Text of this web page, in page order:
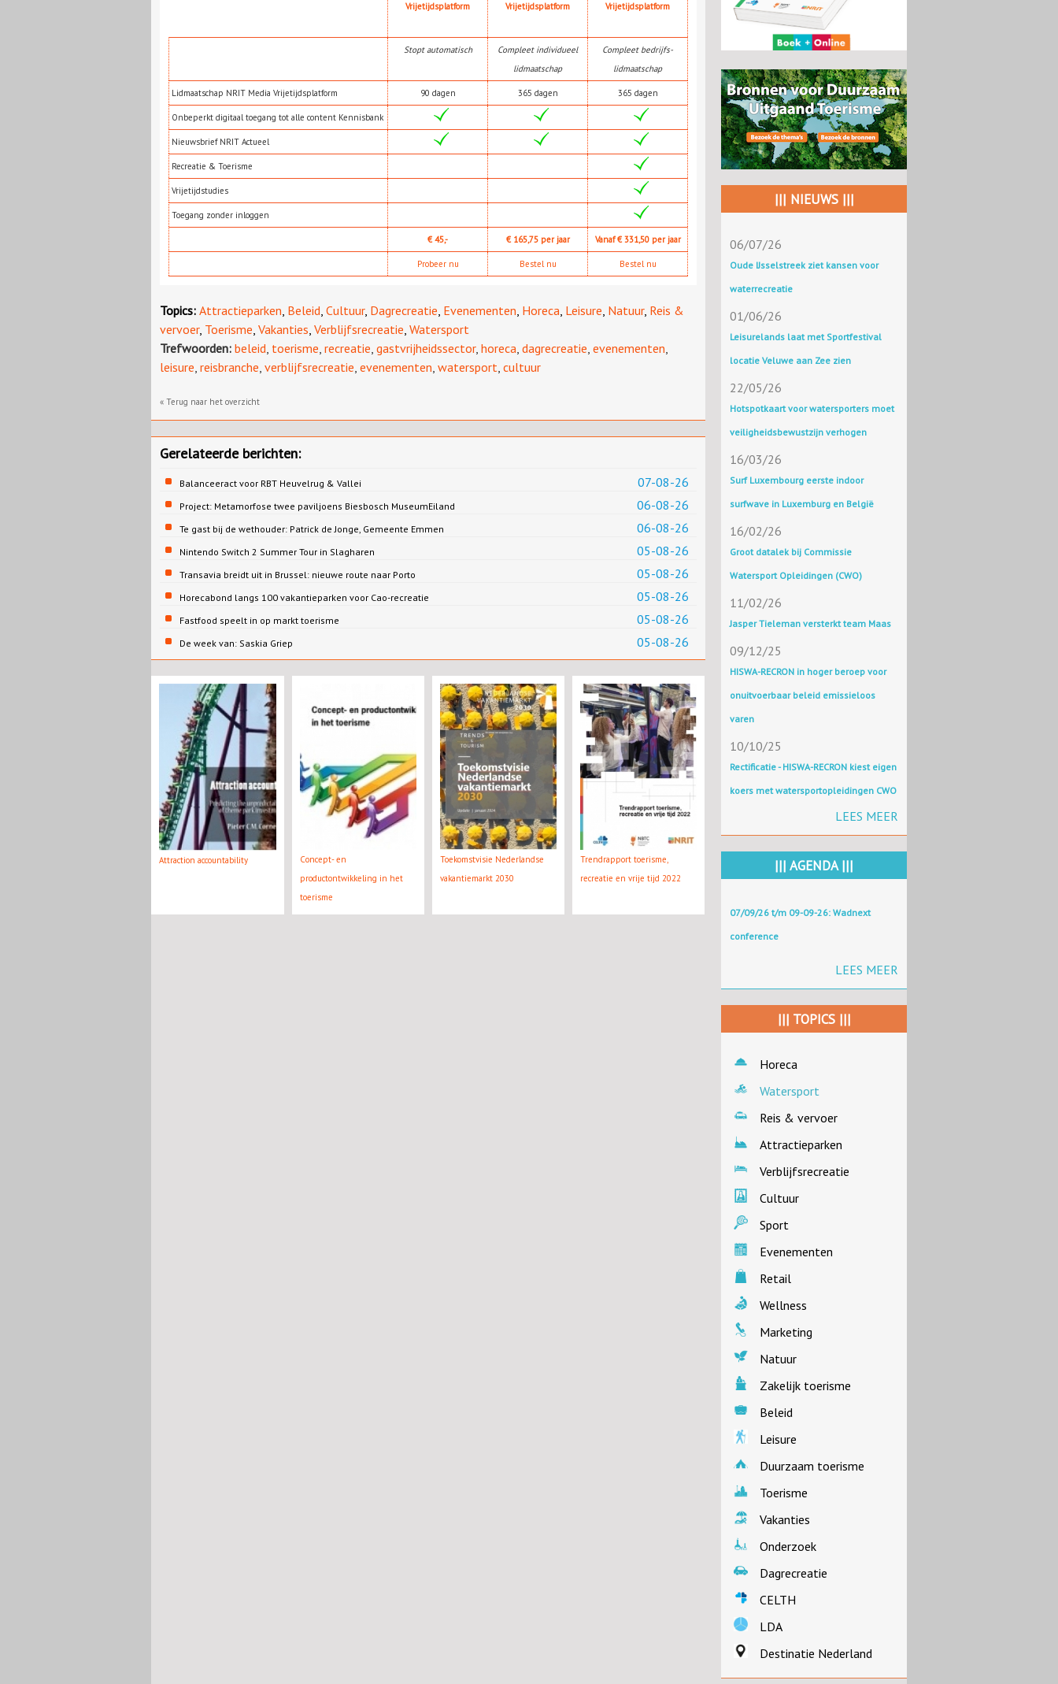
Vrijetijdsplatform
Vrijetijdsplatform
Vrijetijdsplatform
Stopt automatisch
Compleet individueel
lidmaatschap
Compleet bedrijfs-
lidmaatschap
Lidmaatschap NRIT Media Vrijetijdsplatform 90 dagen 365 dagen 365 dagen
Onbeperkt digitaal toegang tot alle content Kennisbank
Nieuwsbrief NRIT Actueel
Recreatie & Toerisme
Vrijetijdstudies
Toegang zonder inloggen
€ 45,- € 165,75 per jaar Vanaf € 331,50 per jaar
Probeer nu Bestel nu Bestel nu
Topics: Attractieparken Beleid Cultuur, Dagrecreatie Evenementen Horeca Leisure Natuur, Reis &
vervoer, Toerisme Vakanties Verblijfsrecreatie Watersport
Trefwoorden: beleid toerisme recreatie gastvrijheidssector, horeca dagrecreatie evenementen
leisure reisbranche verblijfsrecreatie evenementen watersport cultuur
« Terug naar het overzicht
Gerelateerde berichten:
07-08-26
Balanceeract voor RBT Heuvelrug & Vallei
06-08-26
Project: Metamorfose twee paviljoens Biesbosch MuseumEiland
06-08-26
Te gast bij de wethouder: Patrick de Jonge, Gemeente Emmen
05-08-26
Nintendo Switch 2 Summer Tour in Slagharen
05-08-26
Transavia breidt uit in Brussel: nieuwe route naar Porto
05-08-26
Horecabond langs 100 vakantieparken voor Cao-recreatie
05-08-26
Fastfood speelt in op markt toerisme
05-08-26
De week van: Saskia Griep
Attraction accountability
Concept- en
productontwikkeling in het
toerisme
Toekomstvisie Nederlandse
vakantiemarkt 2030
Trendrapport toerisme,
recreatie en vrije tijd 2022
||| NIEUWS |||
06/07/26
Oude IJsselstreek ziet kansen voor
waterrecreatie
01/06/26
Leisurelands laat met Sportfestival
locatie Veluwe aan Zee zien
22/05/26
Hotspotkaart voor watersporters moet
veiligheidsbewustzijn verhogen
16/03/26
Surf Luxembourg eerste indoor
surfwave in Luxemburg en België
16/02/26
Groot datalek bij Commissie
Watersport Opleidingen (CWO)
11/02/26
Jasper Tieleman versterkt team Maas
09/12/25
HISWA-RECRON in hoger beroep voor
onuitvoerbaar beleid emissieloos
varen
10/10/25
Rectificatie - HISWA-RECRON kiest eigen
koers met watersportopleidingen CWO
LEES MEER
||| AGENDA |||
07/09/26 t/m 09-09-26: Wadnext
conference
LEES MEER
||| TOPICS |||
Horeca
Watersport
Reis & vervoer
Attractieparken
Verblijfsrecreatie
Cultuur
Sport
Evenementen
Retail
Wellness
Marketing
Natuur
Zakelijk toerisme
Beleid
Leisure
Duurzaam toerisme
Toerisme
Vakanties
Onderzoek
Dagrecreatie
CELTH
LDA
Destinatie Nederland